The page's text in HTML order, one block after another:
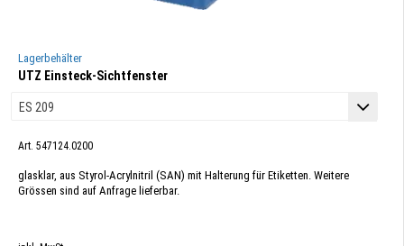
Lagerbehälter
UTZ Einsteck-Sichtfenster
Art. 547124.0200
glasklar, aus Styrol-Acrylnitril (SAN) mit Halterung für Etiketten. Weitere
Grössen sind auf Anfrage lieferbar.